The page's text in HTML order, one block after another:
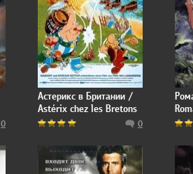
0
Астерикс в Британии /
Astérix chez les Bretons
0